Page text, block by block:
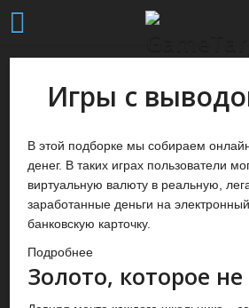
Игры с
В этой подборке мы собираем
денег. В таких играх пользователи
виртуальную валюту в реальную,
заработанные деньги на
банковскую карточку.
Подробнее
Золото, которое